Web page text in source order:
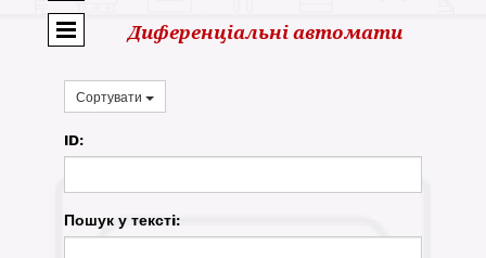
Диференціальні автомати
Сортувати
ID:
Пошук у текстi: